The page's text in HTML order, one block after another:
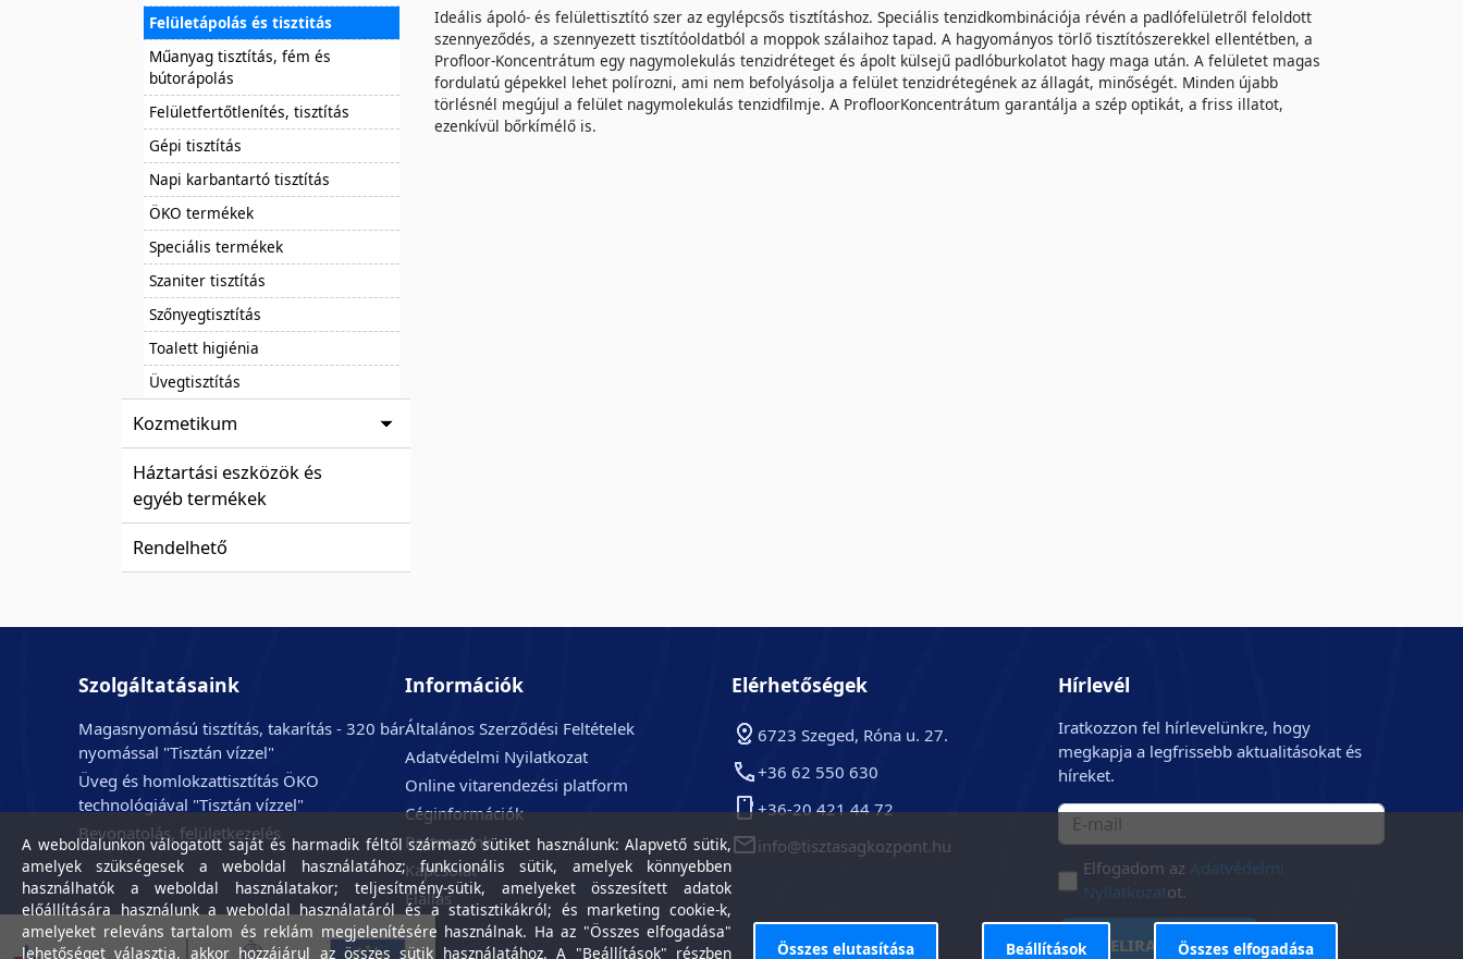
Felületápolás és tisztitás
Műanyag tisztítás, fém és
bútorápolás
Felületfertőtlenítés, tisztítás
Gépi tisztítás
Napi karbantartó tisztítás
ÖKO termékek
Speciális termékek
Szaniter tisztítás
Szőnyegtisztítás
Toalett higiénia
Üvegtisztítás
Kozmetikum
Háztartási eszközök és
egyéb termékek
Rendelhető
Ideális ápoló- és felülettisztító szer az egylépcsős tisztításhoz. Speciális tenzidkombinációja révén a padlófelületről feloldott
szennyeződés, a szennyezett tisztítóoldatból a moppok szálaihoz tapad. A hagyományos törlő tisztítószerekkel ellentétben, a
Profloor-Koncentrátum egy nagymolekulás tenzidréteget és ápolt külsejű padlóburkolatot hagy maga után. A felületet magas
fordulatú gépekkel lehet polírozni, ami nem befolyásolja a felület tenzidrétegének az állagát, minőségét. Minden újabb
törlésnél megújul a felület nagymolekulás tenzidfilmje. A ProfloorKoncentrátum garantálja a szép optikát, a friss illatot,
ezenkívül bőrkímélő is.
Szolgáltatásaink
Magasnyomású tisztítás, takarítás - 320 bár
nyomással "Tisztán vízzel"
Üveg és homlokzattisztítás ÖKO
technológiával "Tisztán vízzel"
Bevonatolás, felületkezelés
Információk
Általános Szerződési Feltételek
Adatvédelmi Nyilatkozat
Online vitarendezési platform
Céginformációk
Partnereink
Kapcsolat
Elállás
Elérhetőségek
6723 Szeged, Róna u. 27.
+36 62 550 630
+36-20 421 44 72
info@tisztasagkozpont.hu
Hírlevél
Iratkozzon fel hírlevelünkre, hogy
megkapja a legfrissebb aktualitásokat és
híreket.
Elfogadom az Adatvédelmi
Nyilatkozatot.
FELIRATKOZÁS
A weboldalunkon válogatott saját és harmadik féltől származó sütiket használunk: Alapvető sütik,
amelyek szükségesek a weboldal használatához; funkcionális sütik, amelyek könnyebben
használhatók a weboldal használatakor; teljesítmény-sütik, amelyeket összesített adatok
előállítására használunk a weboldal használatáról és a statisztikákról; és marketing cookie-k,
amelyeket releváns tartalom és reklám megjelenítésére használnak. Ha az "Összes elfogadása"
lehetőséget választja, akkor hozzájárul az összes sütik használatához. A "Beállítások" részben
Összes elutasítása Beállítások Összes elfogadása